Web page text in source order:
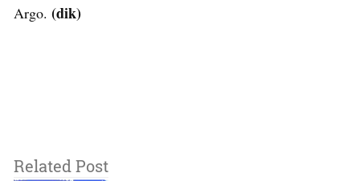
Argo. (dik)
Related Post